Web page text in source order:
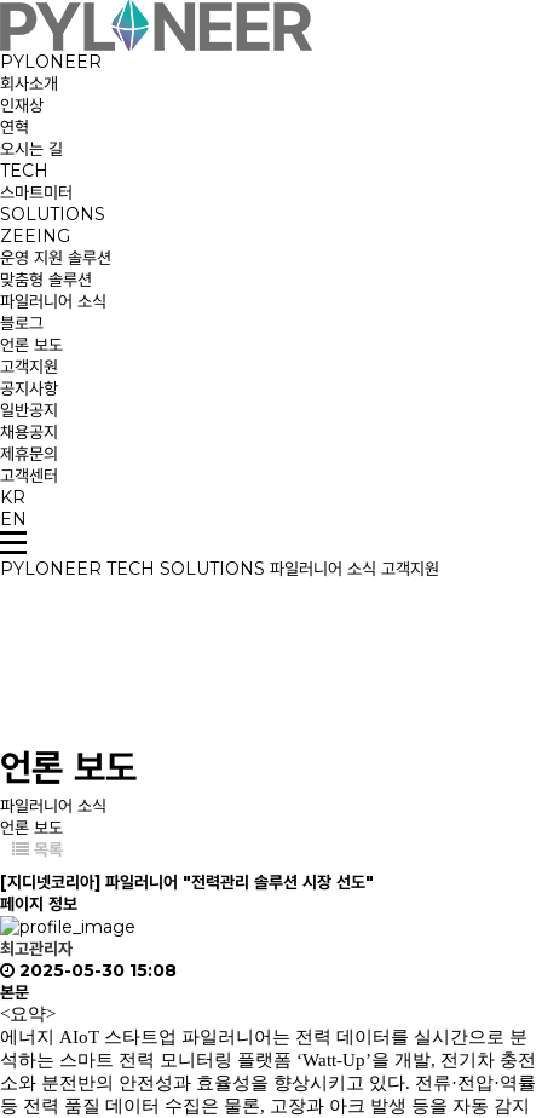
PYLONEER
회사소개
인재상
연혁
오시는 길
TECH
스마트미터
SOLUTIONS
ZEEING
운영 지원 솔루션
맞춤형 솔루션
파일러니어 소식
블로그
언론 보도
고객지원
공지사항
일반공지
채용공지
제휴문의
고객센터
KR
EN
PYLONEER TECH SOLUTIONS 파일러니어 소식 고객지원
언론 보도
파일러니어 소식
언론 보도
목록
[지디넷코리아] 파일러니어 "전력관리 솔루션 시장 선도"
페이지 정보
최고관리자
2025-05-30 15:08
본문
<요약>
에너지 AIoT 스타트업 파일러니어는 전력 데이터를 실시간으로 분
석하는 스마트 전력 모니터링 플랫폼 ‘Watt-Up’을 개발, 전기차 충전
소와 분전반의 안전성과 효율성을 향상시키고 있다. 전류·전압·역률
등 전력 품질 데이터 수집은 물론, 고장과 아크 발생 등을 자동 감지